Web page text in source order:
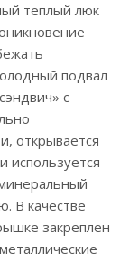
теплый люк
подвал
с
открывается
используется
В качестве
закреплен